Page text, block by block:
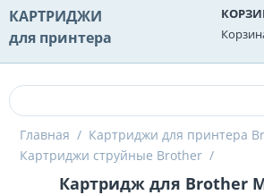
КАРТРИДЖИ
для принтера
Главная / Картриджи для принтера
Картриджи струйные Brother /
Картридж для Brother